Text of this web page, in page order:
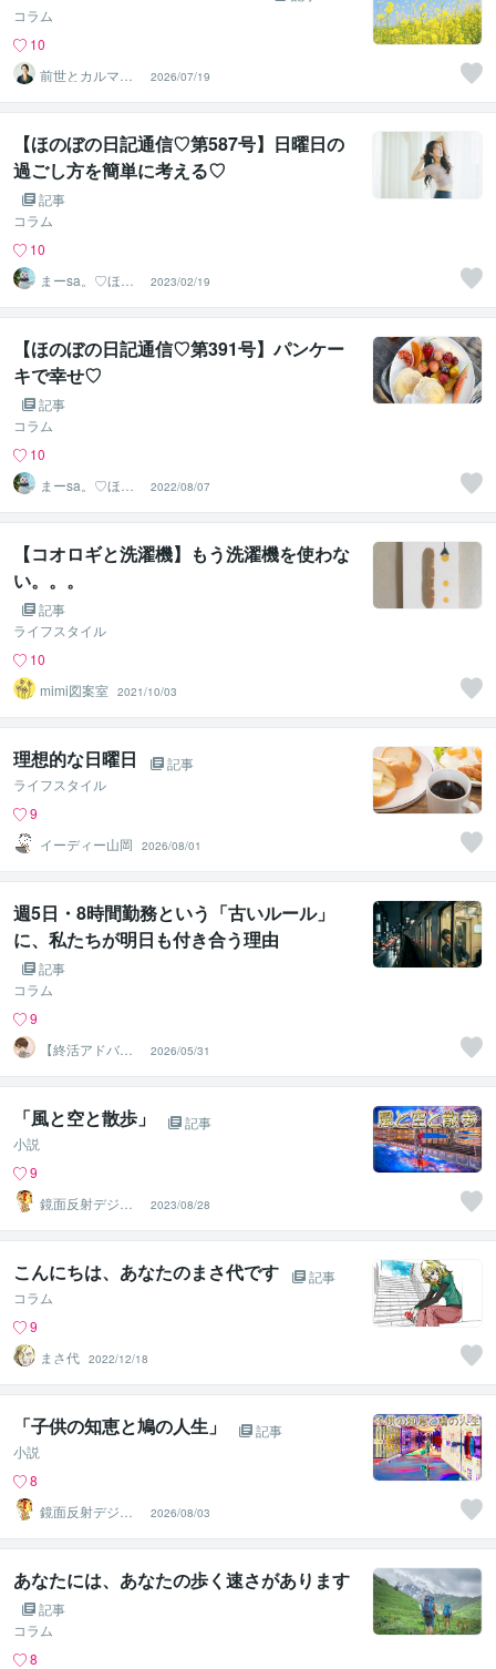
コラム
10
前世とカルマの
翻訳者 Haku
2026/07/19
【ほのぼの日記通信♡第587号】日曜日の
過ごし方を簡単に考える♡
記事
コラム
10
まーsa。♡ほの
ぼのブログ毎日
配信♡
2023/02/19
【ほのぼの日記通信♡第391号】パンケー
キで幸せ♡
記事
コラム
10
まーsa。♡ほの
ぼのブログ毎日
配信♡
2022/08/07
【コオロギと洗濯機】もう洗濯機を使わな
い。。。
記事
ライフスタイル
10
mimi図案室 2021/10/03
理想的な日曜日
記事
ライフスタイル
9
イーディー山岡
2026/08/01
週5日・8時間勤務という「古いルール」
に、私たちが明日も付き合う理由
記事
コラム
9
【終活アドバイ
ザー・雑談】せ
いお
2026/05/31
「風と空と散歩」
記事
小説
9
鏡面反射デジタ
ルアート製作所
（鈴木穣）
2023/08/28
こんにちは、あなたのまさ代です
記事
コラム
9
まさ代 2022/12/18
「子供の知恵と鳩の人生」
記事
小説
8
鏡面反射デジタ
ルアート製作所
（鈴木穣）
2026/08/03
あなたには、あなたの歩く速さがあります
記事
コラム
8